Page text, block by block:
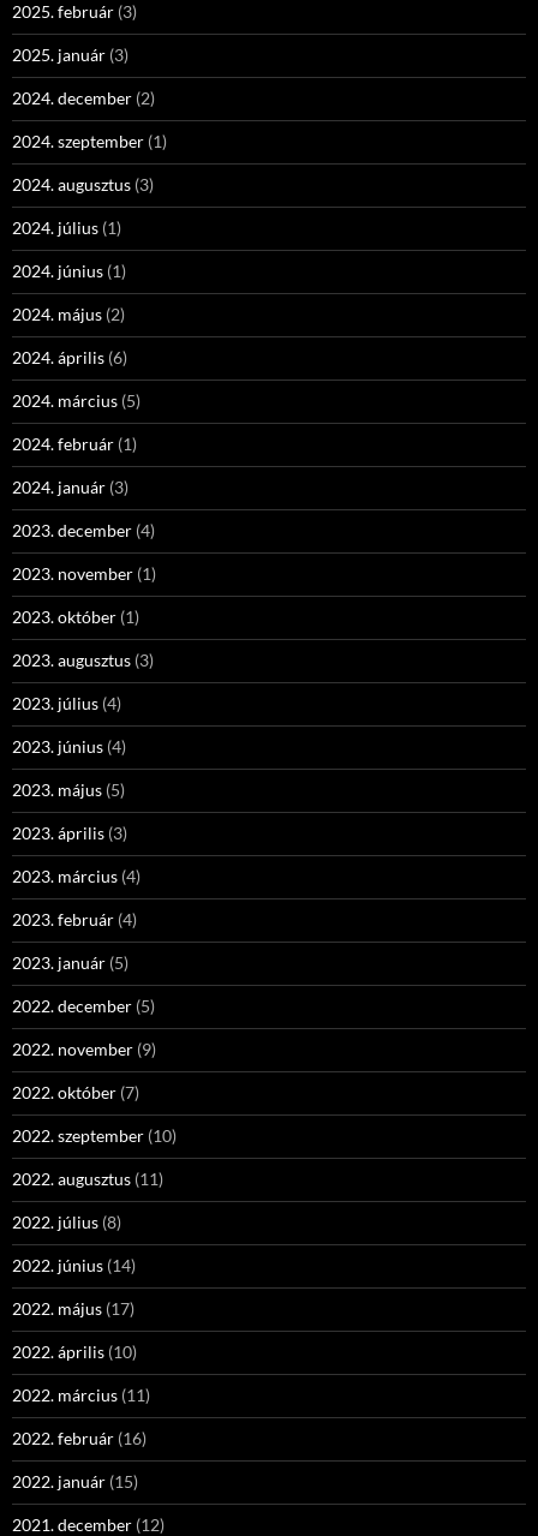
2025. február (3)
2025. január (3)
2024. december (2)
2024. szeptember (1)
2024. augusztus (3)
2024. július (1)
2024. június (1)
2024. május (2)
2024. április (6)
2024. március (5)
2024. február (1)
2024. január (3)
2023. december (4)
2023. november (1)
2023. október (1)
2023. augusztus (3)
2023. július (4)
2023. június (4)
2023. május (5)
2023. április (3)
2023. március (4)
2023. február (4)
2023. január (5)
2022. december (5)
2022. november (9)
2022. október (7)
2022. szeptember (10)
2022. augusztus (11)
2022. július (8)
2022. június (14)
2022. május (17)
2022. április (10)
2022. március (11)
2022. február (16)
2022. január (15)
2021. december (12)